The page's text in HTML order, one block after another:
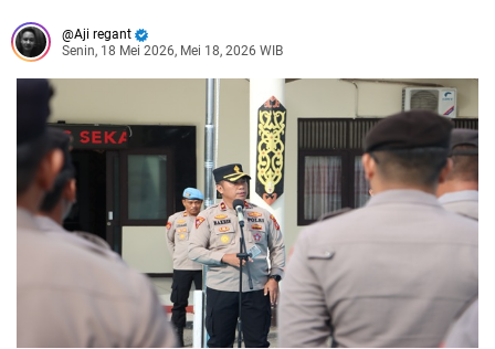
Aji regant
Senin, 18 Mei 2026, Mei 18, 2026 WIB